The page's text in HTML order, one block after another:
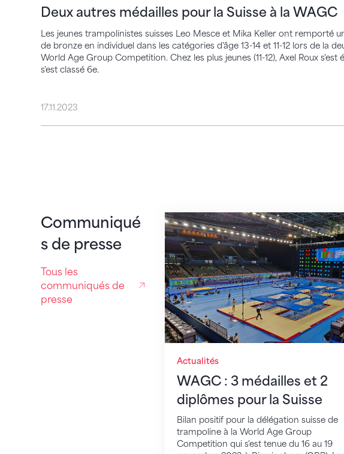
Deux autres médailles pour la Suisse à la WAGC
Les jeunes trampolinistes suisses Leo Mesce et Mika Keller ont remporté
de bronze en individuel dans les catégories d'âge 13-14 et 11-12 lors de la
World Age Group Competition. Chez les plus jeunes (11-12), Axel Roux
s'est classé 6e.
17.11.2023
Communiqué
s de presse
Tous les
communiqués de
presse
Actualités
WAGC : 3 médailles et 2
diplômes pour la Suisse
Bilan positif pour la délégation suisse de
trampoline à la World Age Group
Competition qui s'est tenue du 16 au 19
WAGC : 3 médailles et 2